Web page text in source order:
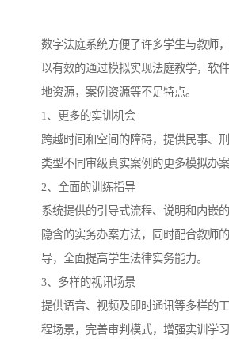
数字法庭系统方便了许多学生与教师
以有效的通过模拟实现法庭教学，软
地资源，案例资源等不足特点。
1、更多的实训机会
跨越时间和空间的障碍，提供民事、
类型不同审级真实案例的更多模拟办案
2、全面的训练指导
系统提供的引导式流程、说明和内嵌
隐含的实务办案方法，同时配合教师
导，全面提高学生法律实务能力。
3、多样的视讯场景
提供语音、视频及即时通讯等多样的
程场景，完善审判模式，增强实训学习